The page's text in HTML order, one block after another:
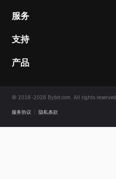
服务
支持
产品
© 2018-2026 Bybit.com. All rights reserved.
服务协议 隐私条款